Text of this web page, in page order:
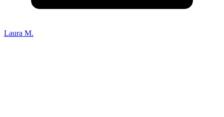
Laura M.